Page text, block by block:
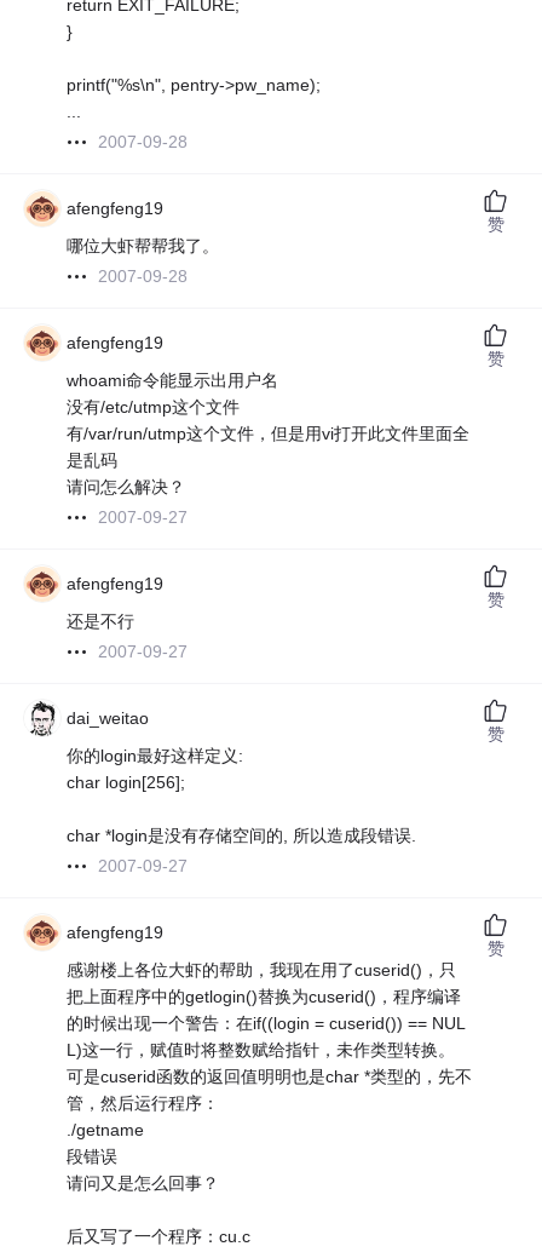
return EXIT_FAILURE;
}
printf("%s\n", pentry->pw_name);
...
2007-09-28
afengfeng19
哪位大虾帮帮我了。
2007-09-28
赞
afengfeng19
whoami命令能显示出用户名
没有/etc/utmp这个文件
有/var/run/utmp这个文件，但是用vi打开此文件里面全
是乱码
请问怎么解决？
2007-09-27
赞
afengfeng19
还是不行
2007-09-27
赞
dai_weitao
你的login最好这样定义:
char login[256];
char *login是没有存储空间的, 所以造成段错误.
2007-09-27
赞
afengfeng19
感谢楼上各位大虾的帮助，我现在用了cuserid()，只
把上面程序中的getlogin()替换为cuserid()，程序编译
的时候出现一个警告：在if((login = cuserid()) == NUL
L)这一行，赋值时将整数赋给指针，未作类型转换。
可是cuserid函数的返回值明明也是char *类型的，先不
管，然后运行程序：
./getname
段错误
请问又是怎么回事？
后又写了一个程序：cu.c
赞